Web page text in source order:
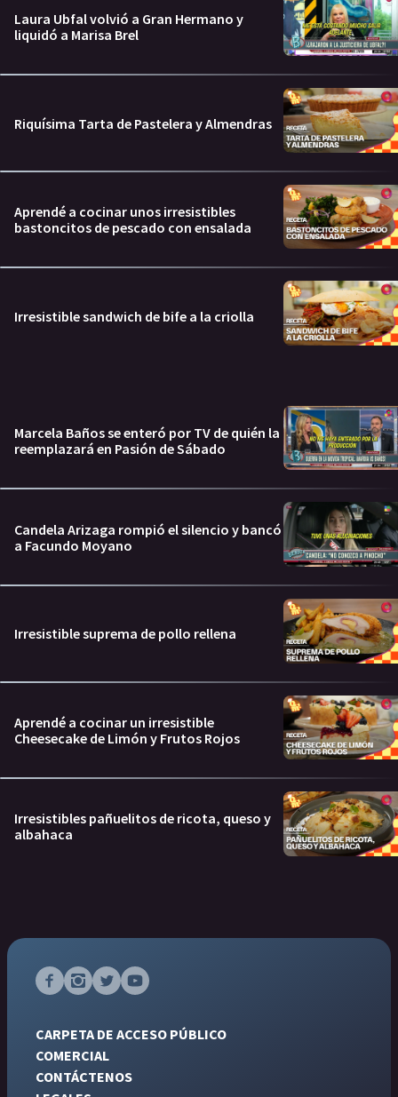
Laura Ubfal volvió a Gran Hermano y
liquidó a Marisa Brel
Riquísima Tarta de Pastelera y Almendras
Aprendé a cocinar unos irresistibles
bastoncitos de pescado con ensalada
Irresistible sandwich de bife a la criolla
Marcela Baños se enteró por TV de quién la
reemplazará en Pasión de Sábado
Candela Arizaga rompió el silencio y bancó
a Facundo Moyano
Irresistible suprema de pollo rellena
Aprendé a cocinar un irresistible
Cheesecake de Limón y Frutos Rojos
Irresistibles pañuelitos de ricota, queso y
albahaca
CARPETA DE ACCESO PÚBLICO
COMERCIAL
CONTÁCTENOS